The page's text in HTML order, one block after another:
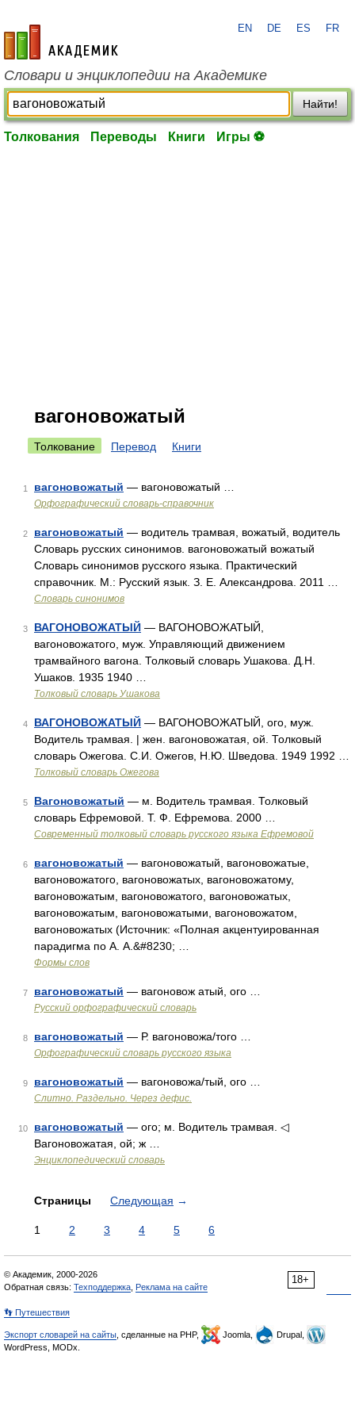
academic.ru
EN DE ES FR
Словари и энциклопедии на Академике
Найти!
Толкования Переводы Книги Игры ⚽
вагоновожатый
Толкование Перевод Книги
1 вагоновожатый — вагоновожатый …
Орфографический словарь-справочник
2 вагоновожатый — водитель трамвая, вожатый, водитель
Словарь русских синонимов. вагоновожатый вожатый
Словарь синонимов русского языка. Практический
справочник. М.: Русский язык. З. Е. Александрова. 2011 …
Словарь синонимов
3 ВАГОНОВОЖАТЫЙ — ВАГОНОВОЖАТЫЙ,
вагоновожатого, муж. Управляющий движением
трамвайного вагона. Толковый словарь Ушакова. Д.Н.
Ушаков. 1935 1940 …
Толковый словарь Ушакова
4 ВАГОНОВОЖАТЫЙ — ВАГОНОВОЖАТЫЙ, ого, муж.
Водитель трамвая. | жен. вагоновожатая, ой. Толковый
словарь Ожегова. С.И. Ожегов, Н.Ю. Шведова. 1949 1992 …
Толковый словарь Ожегова
5 Вагоновожатый — м. Водитель трамвая. Толковый
словарь Ефремовой. Т. Ф. Ефремова. 2000 …
Современный толковый словарь русского языка Ефремовой
6 вагоновожатый — вагоновожатый, вагоновожатые,
вагоновожатого, вагоновожатых, вагоновожатому,
вагоновожатым, вагоновожатого, вагоновожатых,
вагоновожатым, вагоновожатыми, вагоновожатом,
вагоновожатых (Источник: «Полная акцентуированная
парадигма по А. А.&#8230; …
Формы слов
7 вагоновожатый — вагоновож атый, ого …
Русский орфографический словарь
8 вагоновожатый — Р. вагоновожа/того …
Орфографический словарь русского языка
9 вагоновожатый — вагоновожа/тый, ого …
Слитно. Раздельно. Через дефис.
10 вагоновожатый — ого; м. Водитель трамвая. ◁
Вагоновожатая, ой; ж …
Энциклопедический словарь
Страницы Следующая →
1 2 3 4 5 6
18+
© Академик, 2000-2026
Обратная связь: Техподдержка Реклама на сайте
👣 Путешествия
Экспорт словарей на сайты , сделанные на PHP, Joomla,
Drupal,
WordPress, MODx.